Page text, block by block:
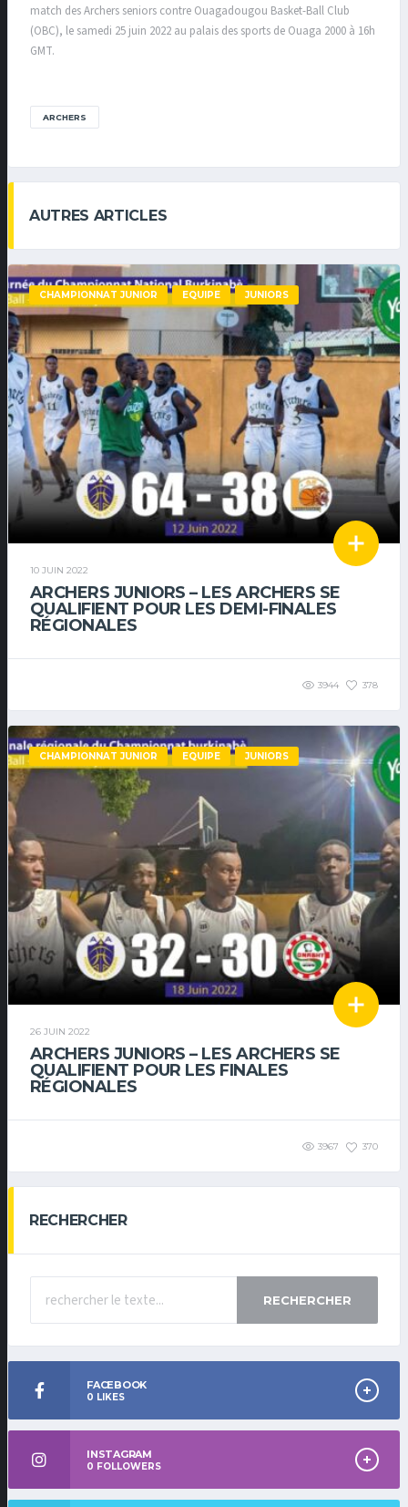
match des Archers seniors contre Ouagadougou Basket-Ball Club
(OBC), le samedi 25 juin 2022 au palais des sports de Ouaga 2000 à 16h
GMT.
ARCHERS
AUTRES ARTICLES
CHAMPIONNAT JUNIOR EQUIPE JUNIORS
10 JUIN 2022
ARCHERS JUNIORS – LES ARCHERS SE
QUALIFIENT POUR LES DEMI-FINALES
RÉGIONALES
3944 378
CHAMPIONNAT JUNIOR EQUIPE JUNIORS
26 JUIN 2022
ARCHERS JUNIORS – LES ARCHERS SE
QUALIFIENT POUR LES FINALES
RÉGIONALES
3967 370
RECHERCHER
RECHERCHER
FACEBOOK
0 LIKES
INSTAGRAM
0 FOLLOWERS